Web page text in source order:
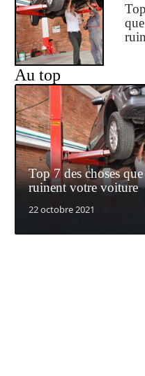
Au top
Top 7 des choses
ruinent votre voiture
22 octobre 2021